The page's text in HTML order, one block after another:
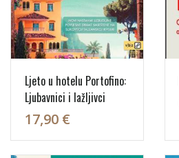
Ljeto u hotelu Portofino:
Ljubavnici i lažljivci
17,90 €